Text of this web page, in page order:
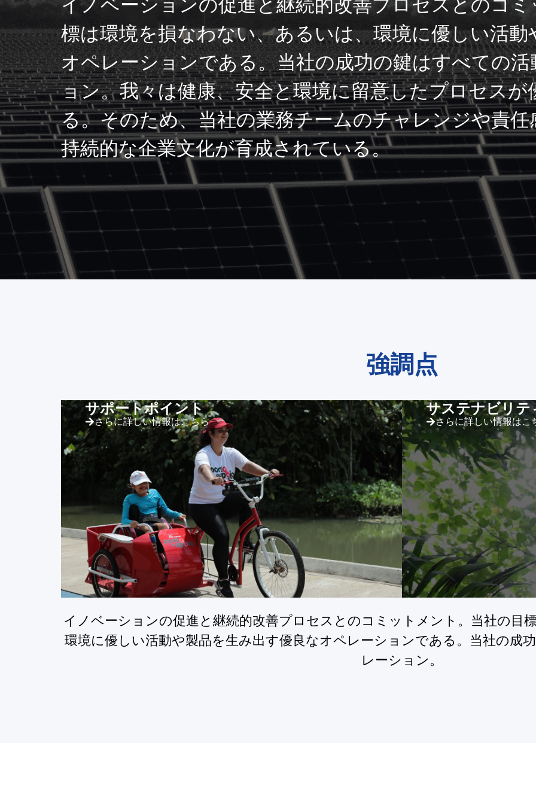
イノベーションの促進と継続的改善プロセスとのコ
標は環境を損なわない、あるいは、環境に優しい活
オペレーションである。当社の成功の鍵はすべての
ョン。我々は健康、安全と環境に留意したプロセス
る。そのため、当社の業務チームのチャレンジや責
持続的な企業文化が育成されている。
強調点
サポートポイント
さらに詳しい情報はこちら
サステナビリテ
さらに詳しい情報はこ
イノベーションの促進と継続的改善プロセスとのコミットメント。当社の目
環境に優しい活動や製品を生み出す優良なオペレーションである。当社の成
レーション。